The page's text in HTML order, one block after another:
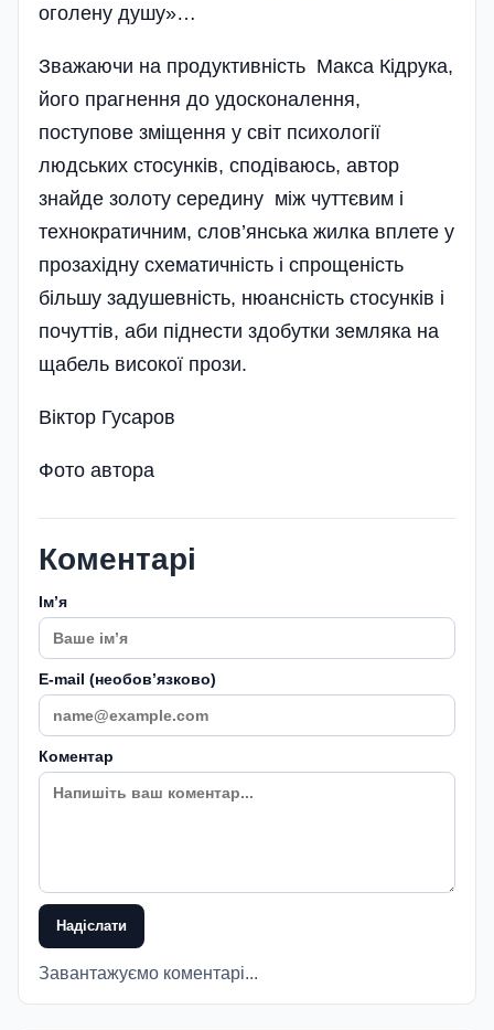
оголену душу»…
Зважаючи на продуктивність Макса Кідрука,
його прагнення до удосконалення,
поступове зміщення у світ психології
людських стосунків, сподіваюсь, автор
знайде золоту середину між чуттєвим і
технократичним, слов’янська жилка вплете у
прозахідну схематичність і спрощеність
більшу задушевність, нюансність стосунків і
почуттів, аби піднести здобутки земляка на
щабель високої прози.
Віктор Гусаров
Фото автора
Коментарі
Імʼя
E-mail (необовʼязково)
Коментар
Надіслати
Завантажуємо коментарі...